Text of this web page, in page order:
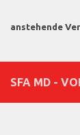
anstehende
SFA MD -